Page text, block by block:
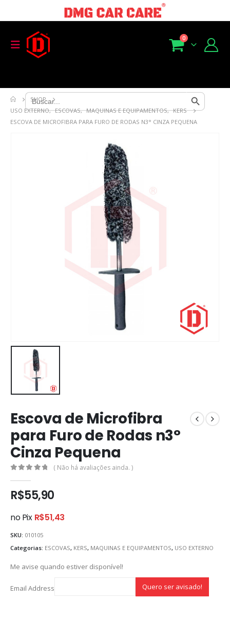
Search
for:
Search Button
0
SHOP
USO EXTERNO, ESCOVAS, MAQUINAS E EQUIPAMENTOS, KERS
ESCOVA DE MICROFIBRA PARA FURO DE RODAS N3° CINZA PEQUENA
Escova de Microfibra
para Furo de Rodas n3°
Cinza Pequena
( Não há avaliações ainda. )
R$55,90
no Pix R$51,43
SKU: 010105
Categorias: ESCOVAS, KERS, MAQUINAS E EQUIPAMENTOS, USO EXTERNO
Me avise quando estiver disponível!
Email Address